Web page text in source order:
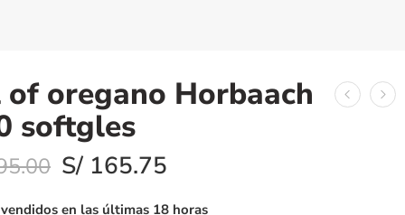
oregano Horbaach
softgles
S/ 165.75
en las últimas 18 horas